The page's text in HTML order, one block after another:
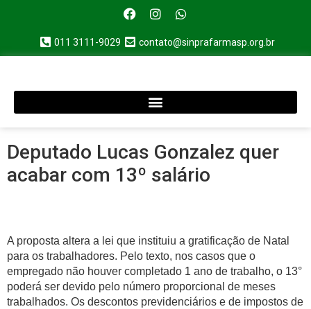
011 3111-9029 contato@sinprafarmasp.org.br
Deputado Lucas Gonzalez quer
acabar com 13º salário
A proposta altera a lei que instituiu a gratificação de Natal
para os trabalhadores. Pelo texto, nos casos que o
empregado não houver completado 1 ano de trabalho, o 13°
poderá ser devido pelo número proporcional de meses
trabalhados. Os descontos previdenciários e de impostos de